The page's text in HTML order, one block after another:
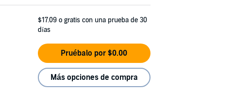
$17.09 o gratis con una prueba de 30
días
Pruébalo por $0.00
Más opciones de compra